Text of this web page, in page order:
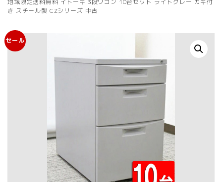
地域限定送料無料 イトーキ 3段ワゴン 10台セット ライトグレー カギ付
き スチール製 CZシリーズ 中古
セール